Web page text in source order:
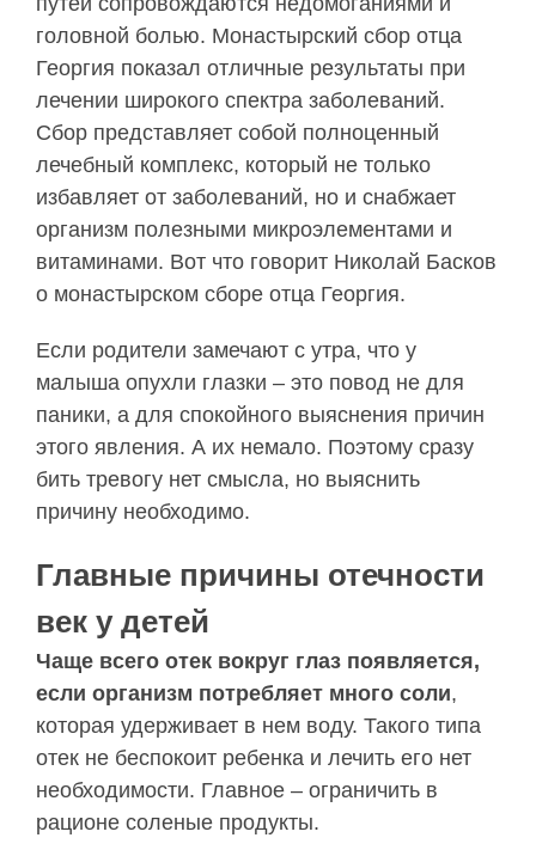
головной болью. Монастырский сбор отца
Георгия показал отличные результаты при
лечении широкого спектра заболеваний.
Сбор представляет собой полноценный
лечебный комплекс, который не только
избавляет от заболеваний, но и снабжает
организм полезными микроэлементами и
витаминами. Вот что говорит Николай Басков
о монастырском сборе отца Георгия.
Если родители замечают c утра, что у
малыша опухли глазки – это повод не для
паники, а для спокойного выяснения причин
этого явления. А их немало. Поэтому сразу
бить тревогу нет смысла, но выяснить
причину необходимо.
Главные причины отечности
век у детей
Чаще всего отек вокруг глаз появляется,
если организм потребляет много соли,
которая удерживает в нем воду. Такого типа
отек не беспокоит ребенка и лечить его нет
необходимости. Главное – ограничить в
рационе соленые продукты.